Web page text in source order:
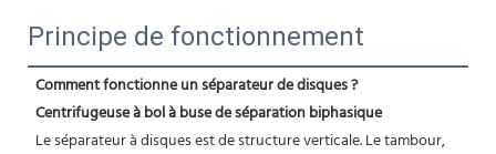
Principe de fonctionnement
Comment fonctionne un séparateur de disques ?
Centrifugeuse à bol à buse de séparation biphasique